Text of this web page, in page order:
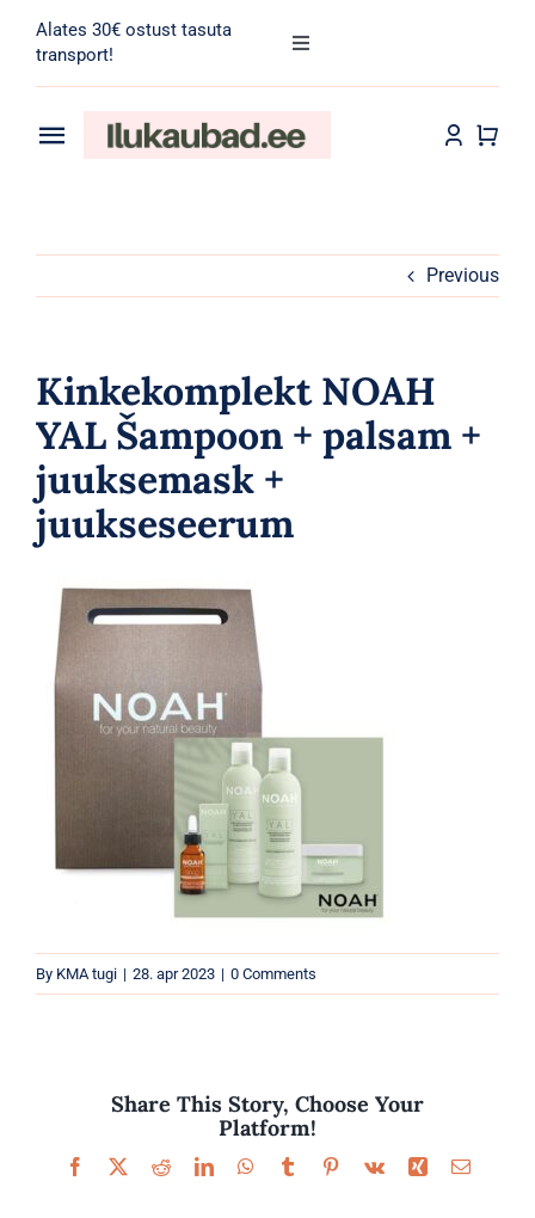
content
Alates 30€ ostust tasuta
transport!
Toggle
for:
Toggle
Meik
Tarvikud
Parfüümid
Kaubamärgid
Eripakkumised
Previous
Kinkekomplekt NOAH
YAL Šampoon + palsam +
juuksemask +
juukseseerum
By KMA tugi | 28. apr 2023 | 0 Comments
Share This Story, Choose Your
Platform!
Facebook
X RedditLinkedInWhatsApp
TumblrPinterest
Vk Xing Email